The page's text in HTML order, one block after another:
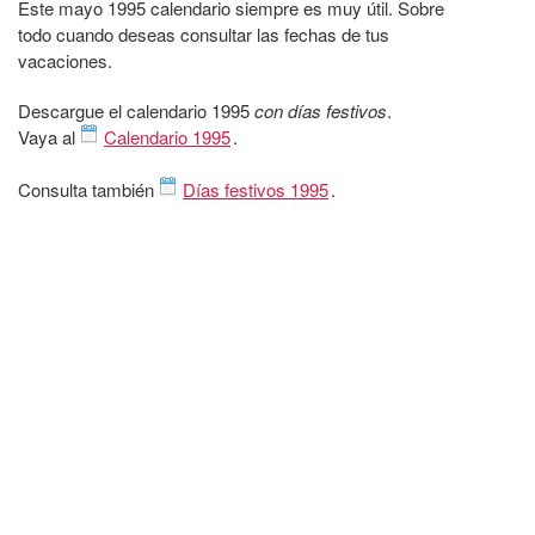
Este mayo 1995 calendario siempre es muy útil. Sobre
todo cuando deseas consultar las fechas de tus
vacaciones.
Descargue el calendario 1995con días festivos.
Vaya al
Calendario 1995.
Consulta también Días festivos 1995.